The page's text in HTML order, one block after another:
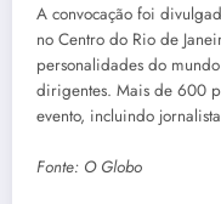
A convocação foi
no Centro do Rio de
personalidades do
dirigentes. Mais de 600
evento, incluindo
Fonte: O Globo